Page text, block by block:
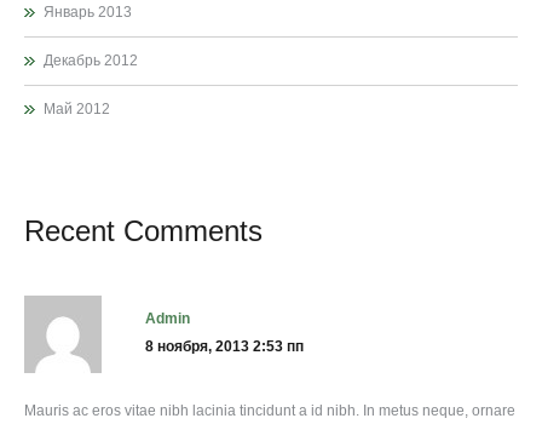
Январь 2013
Декабрь 2012
Май 2012
Recent Comments
admin
8 ноября, 2013 2:53 пп
Mauris ac eros vitae nibh lacinia tincidunt a id nibh. In metus neque, ornare